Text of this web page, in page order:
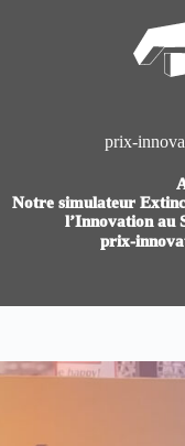
prix-
Notre simulateur
l’Innovation au
prix-